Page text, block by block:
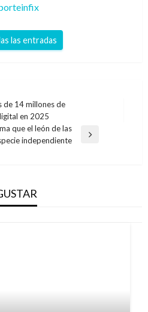
las entradas
de 14 millones de
en 2025
que el león de las
independiente